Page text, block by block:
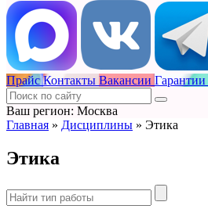
Прайс Контакты Вакансии Гарантии
Ваш регион: Москва
Главная » Дисциплины » Этика
Этика